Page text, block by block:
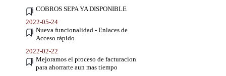
COBROS SEPA YA DISPONIBLE
2022-05-24
Nueva funcionalidad - Enlaces de
Acceso rápido
2022-02-22
Mejoramos el proceso de facturacion
para ahorrarte aun mas tiempo